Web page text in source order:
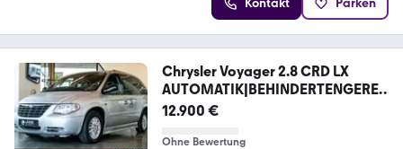
Chrysler Voyager 2.8 CRD LX
AUTOMATIK|BEHINDERTENGERE
CHT
12.900 €
Ohne Bewertung